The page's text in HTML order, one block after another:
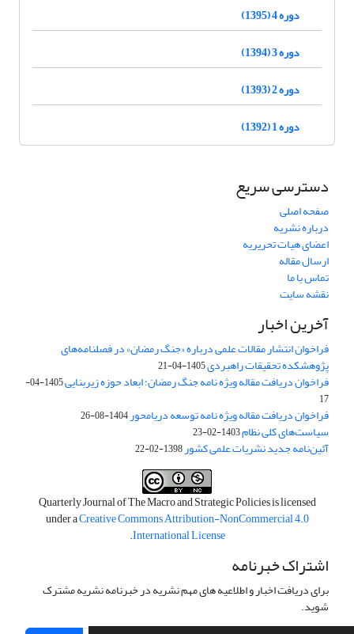
دوره 4 (1395)
دوره 3 (1394)
دوره 2 (1393)
دوره 1 (1392)
دسترسی سریع
صفحه اصلی
درباره نشریه
اعضای هیات تحریریه
ارسال مقاله
تماس با ما
نقشه سایت
آخرین اخبار
فراخوان انتشار مقالات علمی درباره «جنگ رمضان» در فصلنامه‌های
پژوهشکده تحقیقات راهبردی1405-04-21
فراخوان دریافت مقاله ویژه نامه جنگ رمضان؛ ابعاد حوزه زیربنایی
1405-04-
17
فراخوان دریافت مقاله ویژه نامه توسعه دریامحور1404-08-26
سیاست‌های کلی نظام1403-02-23
آئین‌نامه جدید نشریات علمی کشور1398-02-22
Quarterly Journal of The Macro and Strategic Policies is licensed
under aCreative Commons Attribution-NonCommercial 4.0
International License
.
اشتراک خبرنامه
برای دریافت اخبار و اطلاعیه های مهم نشریه در خبرنامه نشریه مشترک
شوید.